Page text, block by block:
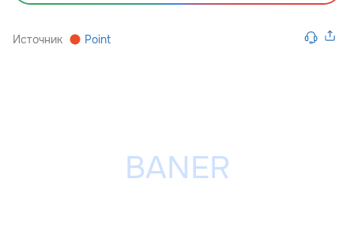
Источник Point